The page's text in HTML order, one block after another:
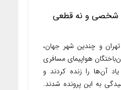
شخصی و نه قطعی
و چندین شهر جهان،
هواپیمای مسافری
یاد آن‌ها را زنده کردند و
به این پرونده شدند.